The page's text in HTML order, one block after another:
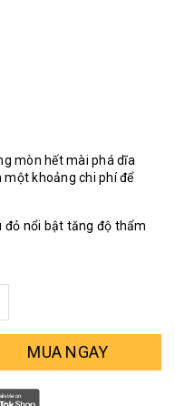
mòn hết mài phá dĩa
khoảng chi phí để
đỏ nổi bật tăng độ thẩm
MUA NGAY